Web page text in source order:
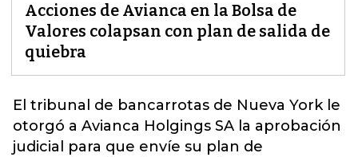
Acciones de Avianca en la Bolsa de
Valores colapsan con plan de salida de
quiebra
El tribunal de bancarrotas de Nueva Yorkle
otorgó a Avianca Holgings SA la aprobación
judicial para que envíe su plan de